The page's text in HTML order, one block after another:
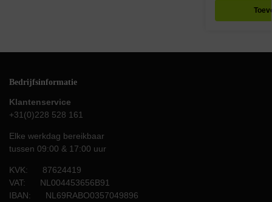
Bedrijfsinformatie
Klantenservice
+31(0)228 528 161
Elke werkdag bereikbaar
tussen 09:00 & 17:00 uur
KVK: 87624419
VAT: NL004453656B91
IBAN: NL69RABO0357049896